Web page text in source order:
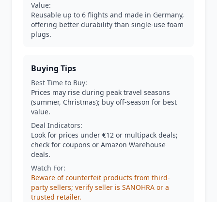
Value:
Reusable up to 6 flights and made in Germany,
offering better durability than single-use foam
plugs.
Buying Tips
Best Time to Buy:
Prices may rise during peak travel seasons
(summer, Christmas); buy off-season for best
value.
Deal Indicators:
Look for prices under €12 or multipack deals;
check for coupons or Amazon Warehouse
deals.
Watch For:
Beware of counterfeit products from third-
party sellers; verify seller is SANOHRA or a
trusted retailer.